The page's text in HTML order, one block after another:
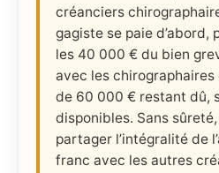
créanciers
gagiste se paie d’abord,
les 40 000 € du bien
avec les chirographaires
de 60 000 € restant dû,
disponibles. Sans
partager l’intégralité de
franc avec les autres